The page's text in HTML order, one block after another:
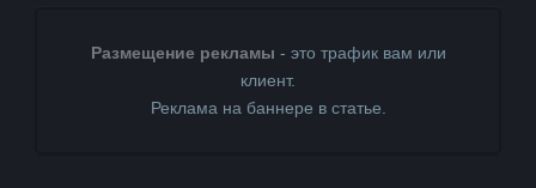
Размещение рекламы - это трафик вам или
клиент.
Реклама на баннере в статье.